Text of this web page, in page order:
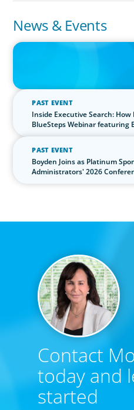
News & Events
IN THE MEDIA
The $400,000 Chief of Staff Is the
PAST EVENT
Inside Executive Search: How
BlueSteps Webinar featuring
PAST EVENT
Boyden Joins as Platinum
Administrators' 2026
Contact
today and
started